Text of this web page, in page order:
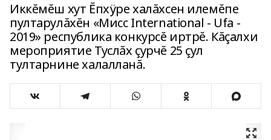
Иккĕмĕш хут Ĕпхÿре халăхсен илемĕпе
пултарулăхĕн «Мисс International - Ufa -
2019» республика конкурсĕ иртрĕ. Кăçалхи
мероприятие Туслăх çурчĕ 25 çул
тултарнине халалланă.